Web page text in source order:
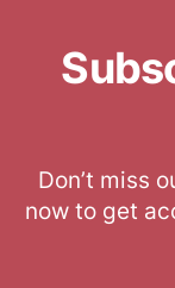
Don’t miss
now to get